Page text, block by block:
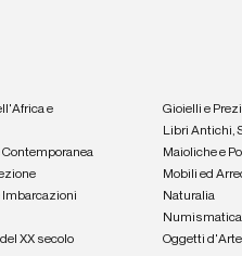
e
Contemporanea
Imbarcazioni
XX secolo
Gioielli e
Libri Antichi,
Maioliche e
Mobili ed
Naturalia
Numismatica
Oggetti d'Arte